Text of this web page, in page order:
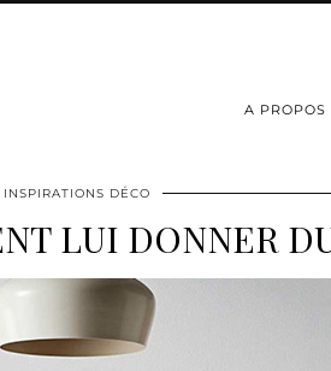
A PROPOS
INSPIRATIONS DÉCO
LUI DONNER